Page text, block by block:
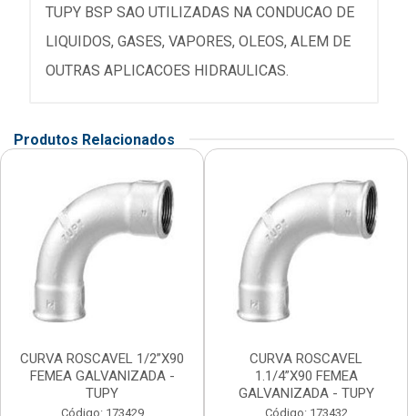
TUPY BSP SAO UTILIZADAS NA CONDUCAO DE
LIQUIDOS, GASES, VAPORES, OLEOS, ALEM DE
OUTRAS APLICACOES HIDRAULICAS.
Produtos Relacionados
CURVA ROSCAVEL 1/2”X90
FEMEA GALVANIZADA -
TUPY
Código: 173429
CURVA ROSCAVEL
1.1/4”X90 FEMEA
GALVANIZADA - TUPY
Código: 173432